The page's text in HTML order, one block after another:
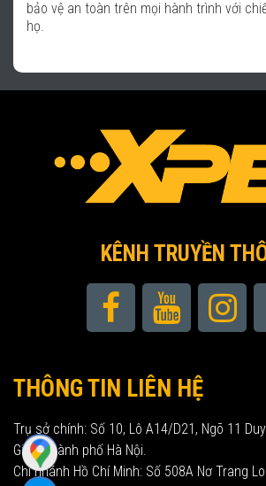
KÊNH TRUYỀN
THÔNG TIN LIÊN HỆ
Trụ sở chính: Số 10, Lô A14/D21, Ngõ 11
Giấy, Thành phố Hà Nội.
Chi nhánh Hồ Chí Minh: Số 508A Nơ Trang